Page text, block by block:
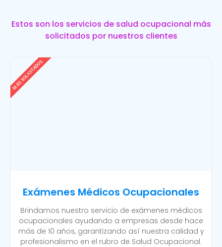
Estos son los servicios de salud ocupacional más
solicitados por nuestros clientes
Exámenes Médicos Ocupacionales
Brindamos nuestro servicio de exámenes médicos
ocupacionales ayudando a empresas desde hace
más de 10 años, garantizando así nuestra calidad y
profesionalismo en el rubro de Salud Ocupacional.
MÁS SOLICITADOS